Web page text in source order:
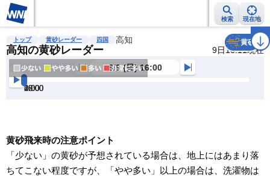
検索 現在地
雨雲レーダー 台風情報 地震情報 2週間天気 ラ
トップ 黄砂レーダー 四国 高知
高知の黄砂レーダー 9日16:11現在
黄砂
8/9 (日) 16:00
16:00
18:00
20:00
22:00
0:00
2:00
4:00
黄砂飛来時の注意ポイント
「少ない」の黄砂が予想されている場合は、地上にはあまり落
ちてこない程度ですが、「やや多い」以上の場合は、洗濯物は